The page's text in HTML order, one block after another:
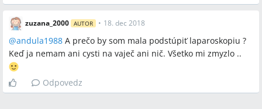
zuzana_2000 AUTOR • 18. dec 2018
@andula1988 A prečo by som mala podstúpiť laparoskopiu ?
Keď ja nemam ani cysti na vaječ ani nič. Všetko mi zmyzlo ..
Odpovedz